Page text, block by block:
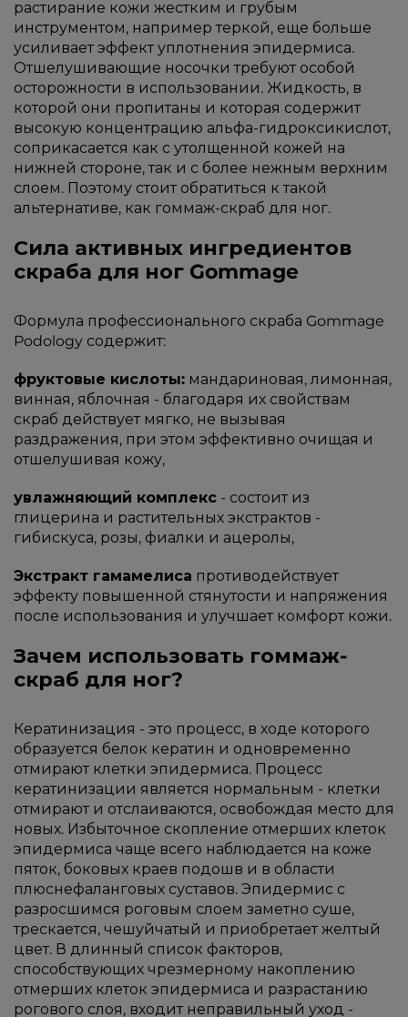
растирание кожи жестким и грубым
инструментом, например теркой, еще больше
усиливает эффект уплотнения эпидермиса.
Отшелушивающие носочки требуют особой
осторожности в использовании. Жидкость, в
которой они пропитаны и которая содержит
высокую концентрацию альфа-гидроксикислот,
соприкасается как с утолщенной кожей на
нижней стороне, так и с более нежным верхним
слоем. Поэтому стоит обратиться к такой
альтернативе, как гоммаж-скраб для ног.
Сила активных ингредиентов
скраба для ног Gommage
Формула профессионального скраба Gommage
Podology содержит:
фруктовые кислоты: мандариновая, лимонная,
винная, яблочная - благодаря их свойствам
скраб действует мягко, не вызывая
раздражения, при этом эффективно очищая и
отшелушивая кожу,
увлажняющий комплекс - состоит из
глицерина и растительных экстрактов -
гибискуса, розы, фиалки и ацеролы,
Экстракт гамамелиса противодействует
эффекту повышенной стянутости и напряжения
после использования и улучшает комфорт кожи.
Зачем использовать гоммаж-
скраб для ног?
Кератинизация - это процесс, в ходе которого
образуется белок кератин и одновременно
отмирают клетки эпидермиса. Процесс
кератинизации является нормальным - клетки
отмирают и отслаиваются, освобождая место для
новых. Избыточное скопление отмерших клеток
эпидермиса чаще всего наблюдается на коже
пяток, боковых краев подошв и в области
плюснефаланговых суставов. Эпидермис с
разросшимся роговым слоем заметно суше,
трескается, чешуйчатый и приобретает желтый
цвет. В длинный список факторов,
способствующих чрезмерному накоплению
отмерших клеток эпидермиса и разрастанию
рогового слоя, входит неправильный уход -